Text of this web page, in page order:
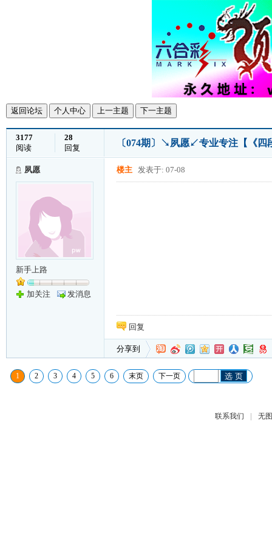
返回论坛 个人中心 上一主题 下一主题
3177
阅读
28
回复
〔074期〕↘夙愿↙专业专注【
夙愿
新手上路
加关注 发消息
楼主 发表于: 07-08
回复
分享到
1 2 3 4 5 6 末页 下一页 选 页
联系我们 | 无